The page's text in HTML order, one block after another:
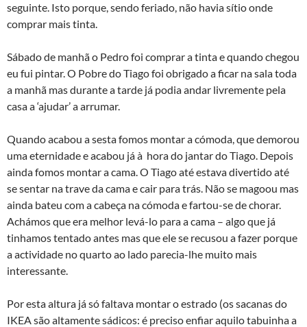
seguinte. Isto porque, sendo feriado, não havia sí­tio onde
comprar mais tinta.
Sábado de manhã o Pedro foi comprar a tinta e quando chegou
eu fui pintar. O Pobre do Tiago foi obrigado a ficar na sala toda
a manhã mas durante a tarde já podia andar livremente pela
casa a ‘ajudar’ a arrumar.
Quando acabou a sesta fomos montar a cómoda, que demorou
uma eternidade e acabou já à hora do jantar do Tiago. Depois
ainda fomos montar a cama. O Tiago até estava divertido até
se sentar na trave da cama e cair para trás. Não se magoou mas
ainda bateu com a cabeça na cómoda e fartou-se de chorar.
Achámos que era melhor levá-lo para a cama – algo que já
tinhamos tentado antes mas que ele se recusou a fazer porque
a actividade no quarto ao lado parecia-lhe muito mais
interessante.
Por esta altura já só faltava montar o estrado (os sacanas do
IKEA são altamente sádicos: é preciso enfiar aquilo tabuinha a